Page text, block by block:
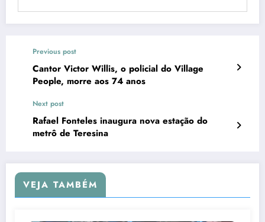
Previous post
Cantor Victor Willis, o policial do Village
People, morre aos 74 anos
Next post
Rafael Fonteles inaugura nova estação do
metrô de Teresina
VEJA TAMBÉM